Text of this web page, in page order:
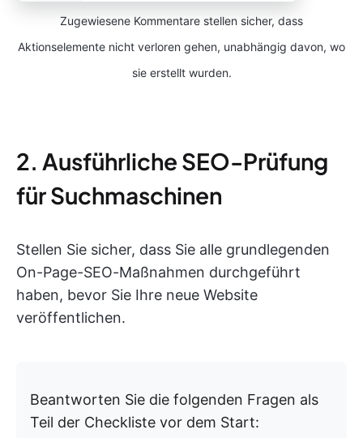
Zugewiesene Kommentare stellen sicher, dass
Aktionselemente nicht verloren gehen, unabhängig davon, wo
sie erstellt wurden.
2. Ausführliche SEO-Prüfung
für Suchmaschinen
Stellen Sie sicher, dass Sie alle grundlegenden
On-Page-SEO-Maßnahmen durchgeführt
haben, bevor Sie Ihre neue Website
veröffentlichen.
Beantworten Sie die folgenden Fragen als
Teil der Checkliste vor dem Start: